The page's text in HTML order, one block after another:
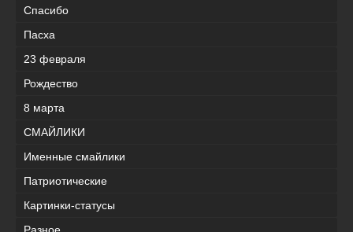
Спасибо
Пасха
23 февраля
Рождество
8 марта
СМАЙЛИКИ
Именные смайлики
Патриотические
Картинки-статусы
Разное